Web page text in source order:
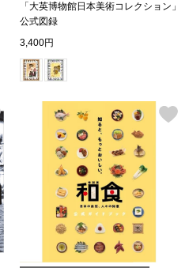
トレーナー／
その他
ボトムス
パンツ／スラ
「大英博物館日本美術コレクション」
公式図録
3,400円